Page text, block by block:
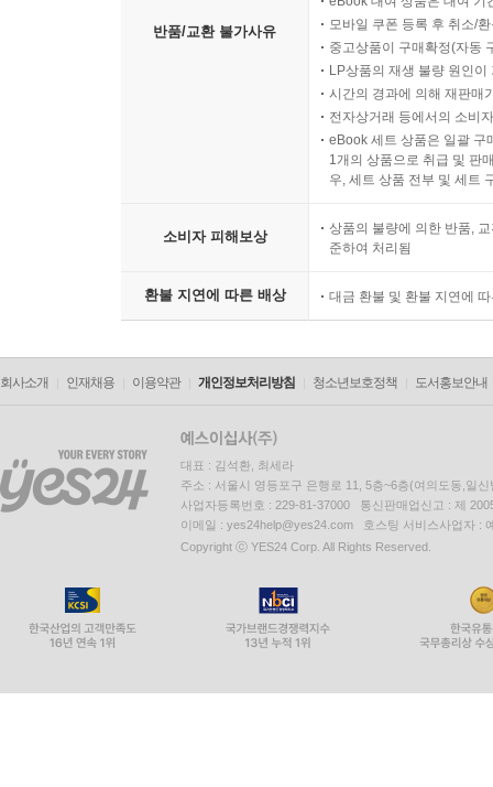
반품/교환 불가사유
모바일 쿠폰 등록 후 취소/
중고상품이 구매확정(자동
LP상품의 재생 불량 원인
시간의 경과에 의해 재판매
전자상거래 등에서의 소비
eBook 세트 상품은 일괄 구
1개의 상품으로 취급 및 판
우, 세트 상품 전부 및 세트
소비자 피해보상
상품의 불량에 의한 반품,
준하여 처리됨
환불 지연에 따른 배상 대금 환불 및 환불 지연에
회사소개 인재채용 이용약관 개인정보처리방침 청소년보호정책 도서홍보안내
대표 : 김석환, 최세라
주소 : 서울시 영등포구 은행로 11, 5층~6층(여의도동,일신
사업자등록번호 : 229-81-37000 통신판매업신고 : 제
이메일 : yes24help@yes24.com 호스팅 서비스사업자 :
Copyright ⓒ YES24 Corp. All Rights Reserved.